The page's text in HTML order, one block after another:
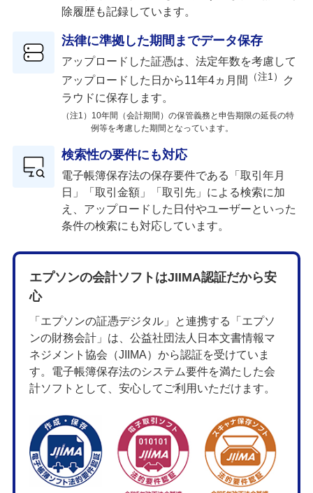
除履歴も記録しています。
法律に準拠した期間までデータ保存
アップロードした証憑は、法定年数を考慮して
アップロードした日から11年4ヵ月間
（注1）
ク
ラウドに保存します。
（注1）10年間（会計期間）の保管義務と申告期限の延長の特
例等を考慮した期間となっています。
検索性の要件にも対応
電子帳簿保存法の保存要件である「取引年月
日」「取引金額」「取引先」による検索に加
え、アップロードした日付やユーザーといった
条件の検索にも対応しています。
エプソンの会計ソフトはJIIMA認証だから安
心
「エプソンの証憑デジタル」と連携する「エプソ
ンの財務会計」は、公益社団法人日本文書情報マ
ネジメント協会（JIIMA）から認証を受けていま
す。電子帳簿保存法のシステム要件を満たした会
計ソフトとして、安心してご利用いただけます。